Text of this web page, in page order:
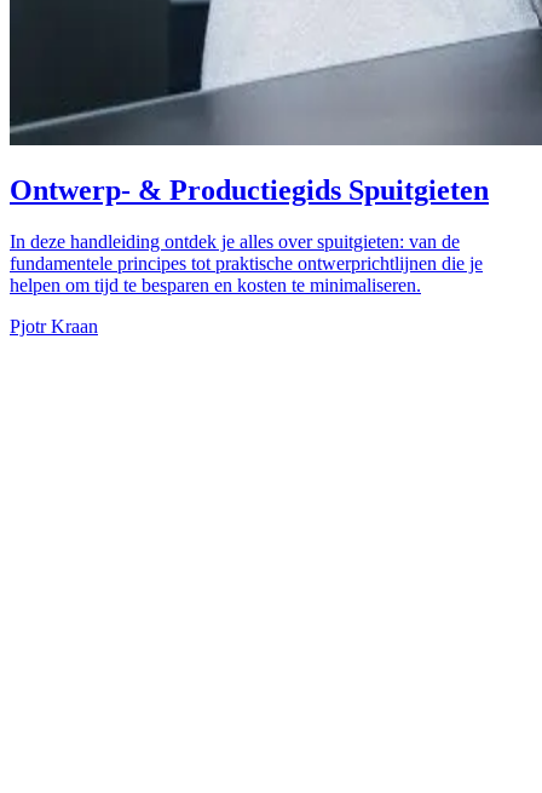
Ontwerp- & Productiegids Spuitgieten
In deze handleiding ontdek je alles over spuitgieten: van de
fundamentele principes tot praktische ontwerprichtlijnen die je
helpen om tijd te besparen en kosten te minimaliseren.
Pjotr Kraan